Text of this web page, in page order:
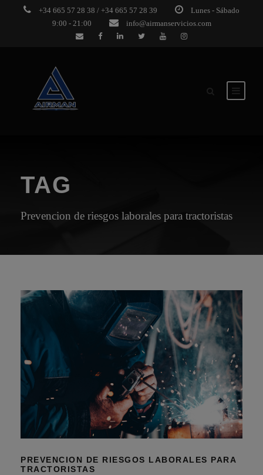
+34 665 57 28 38 / +34 665 57 28 39
Lunes - Sábado
9:00 - 21:00
info@airmanservicios.com
TAG
Prevencion de riesgos laborales para tractoristas
PREVENCION DE RIESGOS LABORALES PARA
TRACTORISTAS